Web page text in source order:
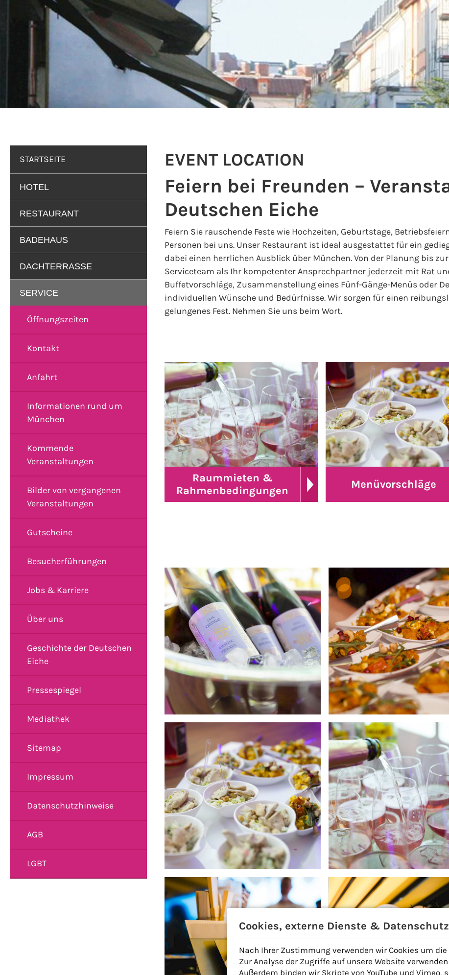
STARTSEITE
HOTEL
RESTAURANT
BADEHAUS
DACHTERRASSE
SERVICE
Öffnungszeiten
Kontakt
Anfahrt
Informationen rund um
München
Kommende
Veranstaltungen
Bilder von vergangenen
Veranstaltungen
Gutscheine
Besucherführungen
Jobs & Karriere
Über uns
Geschichte der Deutschen
Eiche
Pressespiegel
Mediathek
Sitemap
Impressum
Datenschutzhinweise
AGB
LGBT
EVENT LOCATION
Feiern bei Freunden –
Deutschen Eiche
Feiern Sie rauschende Feste wie Hochzeiten, Geburtstage,
Personen bei uns. Unser Restaurant ist ideal ausgestattet für ein
dabei einen herrlichen Ausblick über München. Von der Planung bis
Serviceteam als Ihr kompetenter Ansprechpartner jederzeit mit Rat
Buffetvorschläge, Zusammenstellung eines Fünf-Gänge-Menüs oder
individuellen Wünsche und Bedürfnisse. Wir sorgen für einen
gelungenes Fest. Nehmen Sie uns beim Wort.
Raummieten &
Rahmenbedingungen
Menüvorschläge
Cookies, externe Dienste & Datenschutz
Nach Ihrer Zustimmung verwenden wir Cookies um
Zur Analyse der Zugriffe auf unsere Website
Außerdem binden wir Skripte von YouTube und Vimeo,